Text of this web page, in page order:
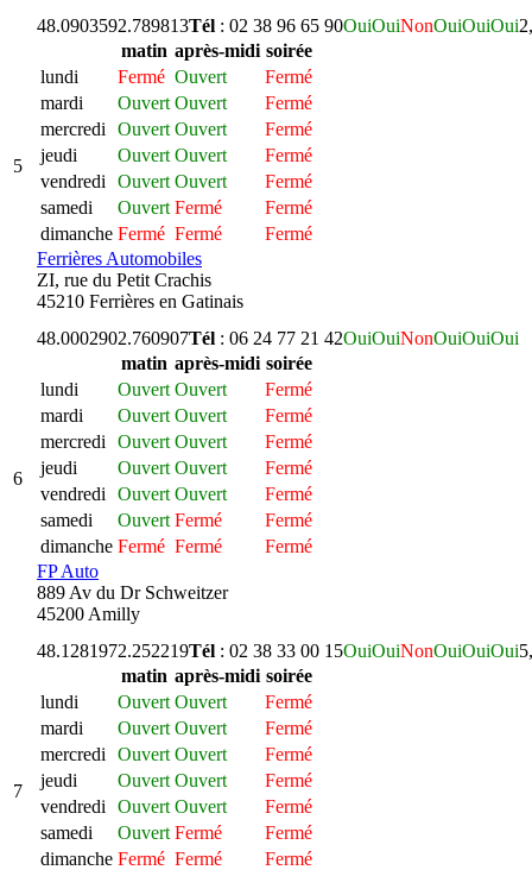
5
48.0903592.789813Tél : 02 38 96 65 90OuiOuiNonOuiOuiOui
matin après-midi soirée
lundi
Fermé Ouvert
Fermé
mardi
Ouvert Ouvert
Fermé
mercredi
Ouvert Ouvert
Fermé
jeudi
Ouvert Ouvert
Fermé
vendredi
Ouvert Ouvert
Fermé
samedi
Ouvert Fermé
Fermé
dimanche Fermé Fermé
Fermé
Ferrières Automobiles
ZI, rue du Petit Crachis
45210 Ferrières en Gatinais
6
48.0002902.760907Tél : 06 24 77 21 42OuiOuiNonOuiOuiOui
matin après-midi soirée
lundi
Ouvert Ouvert
Fermé
mardi
Ouvert Ouvert
Fermé
mercredi
Ouvert Ouvert
Fermé
jeudi
Ouvert Ouvert
Fermé
vendredi
Ouvert Ouvert
Fermé
samedi
Ouvert Fermé
Fermé
dimanche Fermé Fermé
Fermé
FP Auto
889 Av du Dr Schweitzer
45200 Amilly
7
48.1281972.252219Tél : 02 38 33 00 15OuiOuiNonOuiOuiOui
matin après-midi soirée
lundi
Ouvert Ouvert
Fermé
mardi
Ouvert Ouvert
Fermé
mercredi
Ouvert Ouvert
Fermé
jeudi
Ouvert Ouvert
Fermé
vendredi
Ouvert Ouvert
Fermé
samedi
Ouvert Fermé
Fermé
dimanche Fermé Fermé
Fermé